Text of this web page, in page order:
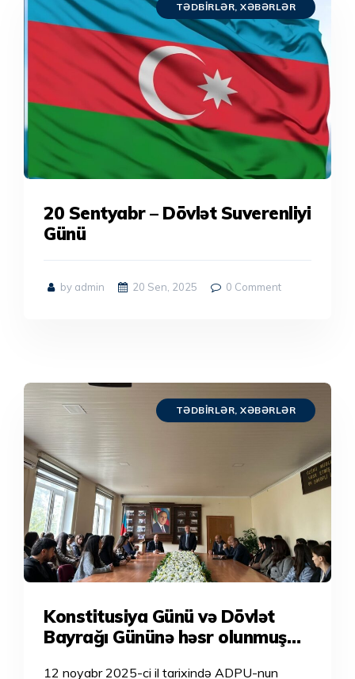
TƏDBIRLƏR, XƏBƏRLƏR
20 Sentyabr – Dövlət Suverenliyi
Günü
by admin 20 Sen, 2025 0 Comment
TƏDBIRLƏR, XƏBƏRLƏR
Konstitusiya Günü və Dövlət
Bayrağı Gününə həsr olunmuş
12 noyabr 2025-ci il tarixində ADPU-nun